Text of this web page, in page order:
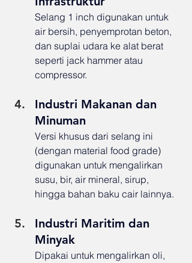
Selang 1 inch digunakan untuk
air bersih, penyemprotan beton,
dan suplai udara ke alat berat
seperti jack hammer atau
compressor.
Industri Makanan dan
Minuman
Versi khusus dari selang ini
(dengan material food grade)
digunakan untuk mengalirkan
susu, bir, air mineral, sirup,
hingga bahan baku cair lainnya.
Industri Maritim dan
Minyak
Dipakai untuk mengalirkan oli,